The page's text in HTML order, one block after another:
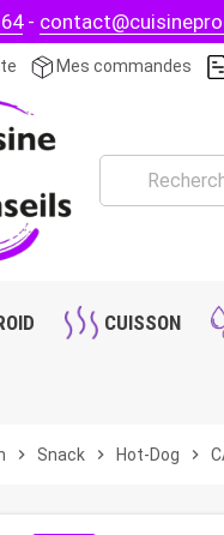
-
Mes commandes
CUISSON
chevron_right Snack chevron_right Hot-Dog chevron_right